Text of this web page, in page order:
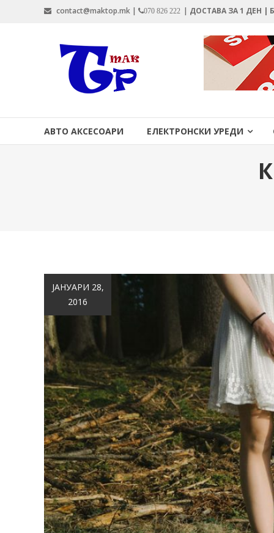
contact@maktop.mk | 070 826 222 | ДОСТАВА ЗА 1 ДЕН |
MAKTOP.MK
АВТО АКСЕСОАРИ ЕЛЕКТРОНСКИ УРЕДИ
ЈАНУАРИ 28,
2016